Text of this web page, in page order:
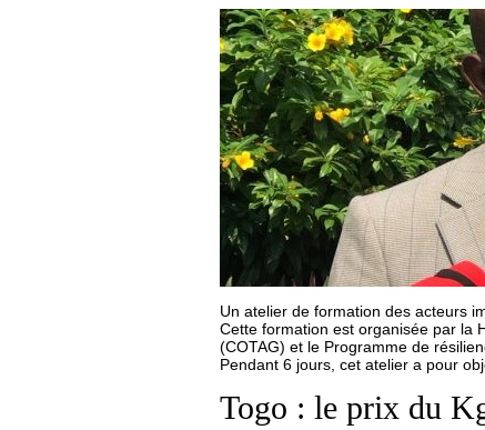
Un atelier de formation des acteurs
Cette formation est organisée par la
(COTAG) et le Programme de
Pendant 6 jours, cet atelier a pour
Togo : le prix du